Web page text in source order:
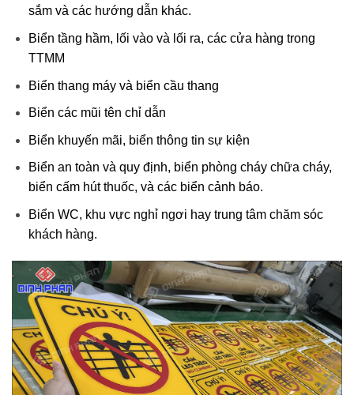
sắm và các hướng dẫn khác.
Biển tầng hầm, lối vào và lối ra, các cửa hàng trong
TTMM
Biển thang máy và biển cầu thang
Biển các mũi tên chỉ dẫn
Biển khuyến mãi, biển thông tin sự kiện
Biển an toàn và quy định, biển phòng cháy chữa cháy,
biển cấm hút thuốc, và các biển cảnh báo.
Biển WC, khu vực nghỉ ngơi hay trung tâm chăm sóc
khách hàng.